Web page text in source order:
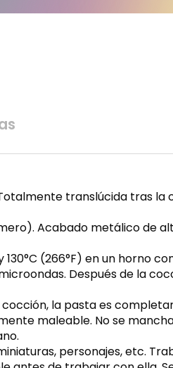
translúcida tras
Acabado metálico de
130°C (266°F) en un horno
Después de la
cocción, la pasta es
maleable. No se
personajes, etc.